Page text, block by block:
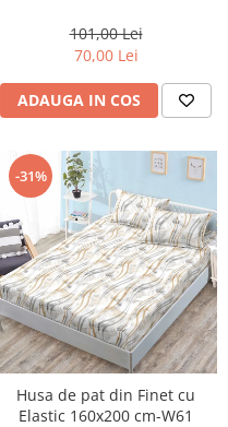
101,00 Lei
70,00 Lei
ADAUGA IN COS
-31%
Husa de pat din Finet cu
Elastic 160x200 cm-W61